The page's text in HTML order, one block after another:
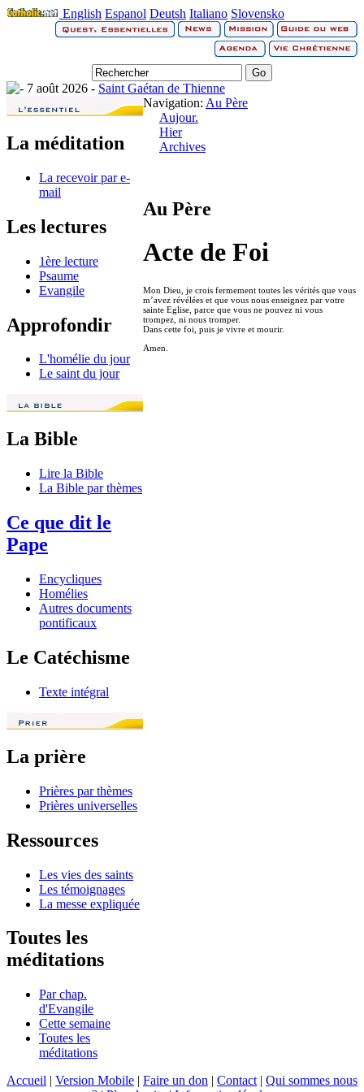
English Espanol Deutsh Italiano Slovensko
7 août 2026 - Saint Gaétan de Thienne
La méditation
La recevoir par e-
mail
Les lectures
1ère lecture
Psaume
Evangile
Approfondir
L'homélie du jour
Le saint du jour
La Bible
Lire la Bible
La Bible par thèmes
Ce que dit le
Pape
Encycliques
Homélies
Autres documents
pontificaux
Le Catéchisme
Texte intégral
La prière
Prières par thèmes
Prières universelles
Ressources
Les vies des saints
Les témoignages
La messe expliquée
Toutes les
méditations
Par chap.
d'Evangile
Cette semaine
Toutes les
méditations
Navigation: Au Père
Aujour.
Hier
Archives
Au Père
Acte de Foi
Mon Dieu, je crois fermement toutes les vérités que vous
m’avez révélées et que vous nous enseignez par votre
sainte Eglise, parce que vous ne pouvez ni vous
trompez, ni nous tromper.
Dans cette foi, puis je vivre et mourir.
Amen.
Accueil | Version Mobile | Faire un don | Contact | Qui sommes nous